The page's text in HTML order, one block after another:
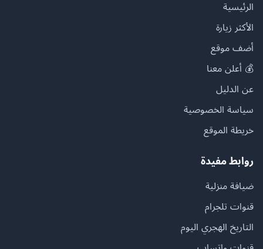
الرئيسية
الأكثر زيارة
أضف موقع
💰 أعلن معنا
عن الدليل
سياسة الخصوصية
خريطة الموقع
روابط مفيدة
ضيافة منزلية
قنوات تلجرام
التاريخ الهجري اليوم